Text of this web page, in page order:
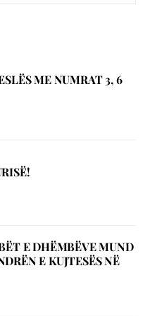
ME NUMRAT 3, 6
E DHËMBËVE MUND
E KUJTESËS NË